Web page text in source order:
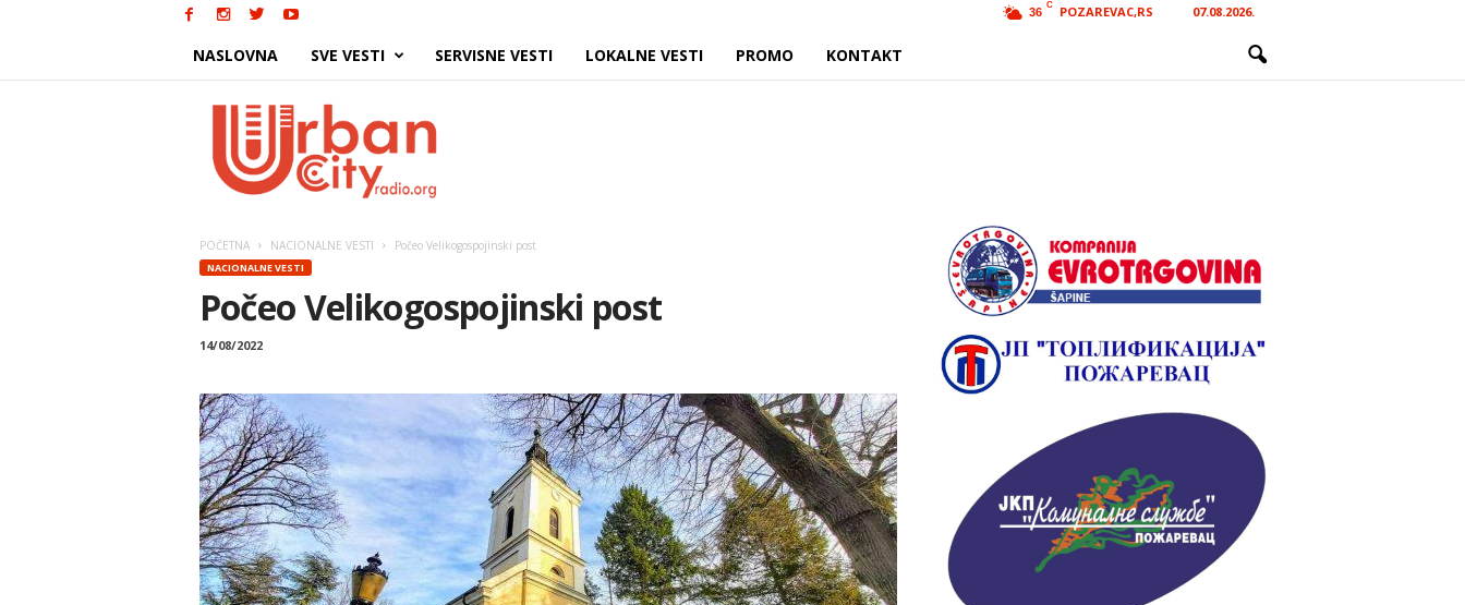
36
C POZAREVAC,RS 07.08.2026.
NASLOVNA SVE VESTI SERVISNE VESTI LOKALNE VESTI PROMO KONTAKT
POČETNA NACIONALNE VESTI Počeo Velikogospojinski post
NACIONALNE VESTI
Počeo Velikogospojinski post
14/08/2022